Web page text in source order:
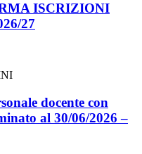
ISCRIZIONI
27
docente con
al 30/06/2026 –